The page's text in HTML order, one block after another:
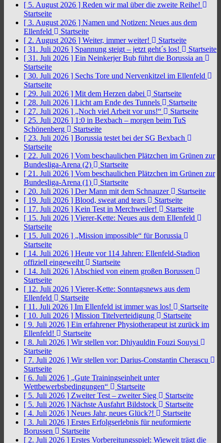
[ 5. August 2026 ] Reden wir mal über die zweite Reihe!
Startseite
[ 3. August 2026 ] Namen und Notizen: Neues aus dem
Ellenfeld
Startseite
[ 2. August 2026 ] Weiter, immer weiter!
Startseite
[ 31. Juli 2026 ] Spannung steigt – jetzt geht´s los!
Startseite
[ 31. Juli 2026 ] Ein Neinkerjer Bub führt die Borussia an
Startseite
[ 30. Juli 2026 ] Sechs Tore und Nervenkitzel im Ellenfeld
Startseite
[ 29. Juli 2026 ] Mit dem Herzen dabei
Startseite
[ 28. Juli 2026 ] Licht am Ende des Tunnels
Startseite
[ 27. Juli 2026 ] „Noch viel Arbeit vor uns!“
Startseite
[ 25. Juli 2026 ] 1:0 in Bexbach – morgen beim TuS
Schönenberg
Startseite
[ 23. Juli 2026 ] Borussia testet bei der SG Bexbach
Startseite
[ 22. Juli 2026 ] Vom beschaulichen Plätzchen im Grünen zur
Bundesliga-Arena (2)
Startseite
[ 21. Juli 2026 ] Vom beschaulichen Plätzchen im Grünen zur
Bundesliga-Arena (1)
Startseite
[ 20. Juli 2026 ] Der Mann mit dem Schnauzer
Startseite
[ 19. Juli 2026 ] Blood, sweat and tears
Startseite
[ 17. Juli 2026 ] Kein Test in Merchweiler!
Startseite
[ 15. Juli 2026 ] Vierer-Kette: Neues aus dem Ellenfeld
Startseite
[ 15. Juli 2026 ] „Mission impossible“ für Borussia
Startseite
[ 14. Juli 2026 ] Heute vor 114 Jahren: Ellenfeld-Stadion
offiziell eingeweiht
Startseite
[ 14. Juli 2026 ] Abschied von einem großen Borussen
Startseite
[ 12. Juli 2026 ] Vierer-Kette: Sonntagsnews aus dem
Ellenfeld
Startseite
[ 11. Juli 2026 ] Im Ellenfeld ist immer was los!
Startseite
[ 10. Juli 2026 ] Mission Titelverteidigung
Startseite
[ 9. Juli 2026 ] Ein erfahrener Physiotherapeut ist zurück im
Ellenfeld!
Startseite
[ 8. Juli 2026 ] Wir stellen vor: Dhiyauldin Fouzi Souysi
Startseite
[ 7. Juli 2026 ] Wir stellen vor: Darius-Constantin Cherascu
Startseite
[ 6. Juli 2026 ] „Gute Trainingseinheit unter
Wettbewerbsbedingungen“
Startseite
[ 5. Juli 2026 ] Zweiter Test – zweiter Sieg
Startseite
[ 5. Juli 2026 ] Nächste Ausfahrt Bildstock
Startseite
[ 4. Juli 2026 ] Neues Jahr, neues Glück?!
Startseite
[ 3. Juli 2026 ] Erstes Erfolgserlebnis für neuformierte
Borussen
Startseite
[ 2. Juli 2026 ] Erstes Vorbereitungsspiel: Wieweit trägt die